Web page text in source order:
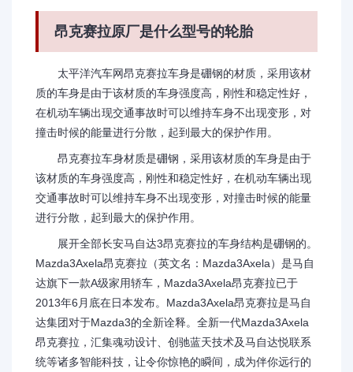
昂克赛拉原厂是什么型号的轮胎
太平洋汽车网昂克赛拉车身是硼钢的材质，采用该材
质的车身是由于该材质的车身强度高，刚性和稳定性好，
在机动车辆出现交通事故时可以维持车身不出现变形，对
撞击时候的能量进行分散，起到最大的保护作用。
昂克赛拉车身材质是硼钢，采用该材质的车身是由于
该材质的车身强度高，刚性和稳定性好，在机动车辆出现
交通事故时可以维持车身不出现变形，对撞击时候的能量
进行分散，起到最大的保护作用。
展开全部长安马自达3昂克赛拉的车身结构是硼钢的。
Mazda3Axela昂克赛拉（英文名：Mazda3Axela）是马自
达旗下一款A级家用轿车，Mazda3Axela昂克赛拉已于
2013年6月底在日本发布。Mazda3Axela昂克赛拉是马自
达集团对于Mazda3的全新诠释。全新一代Mazda3Axela
昂克赛拉，汇集魂动设计、创驰蓝天技术及马自达悦联系
统等诸多智能科技，让令你惊艳的瞬间，成为伴你远行的